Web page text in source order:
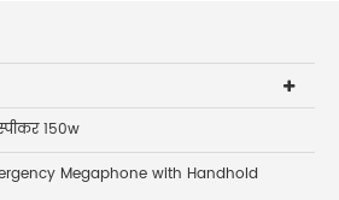
150w
Megaphone with Handhold